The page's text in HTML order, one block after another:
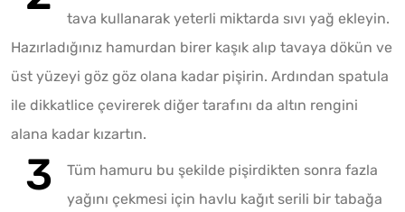
tava kullanarak yeterli miktarda sıvı yağ ekleyin.
Hazırladığınız hamurdan birer kaşık alıp tavaya dökün ve
üst yüzeyi göz göz olana kadar pişirin. Ardından spatula
ile dikkatlice çevirerek diğer tarafını da altın rengini
alana kadar kızartın.
Tüm hamuru bu şekilde pişirdikten sonra fazla
yağını çekmesi için havlu kağıt serili bir tabağa